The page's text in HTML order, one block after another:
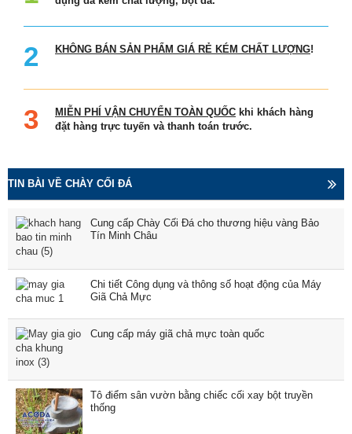
KHÔNG BÁN SẢN PHẨM GIÁ RẺ KÉM CHẤT LƯỢNG!
MIỄN PHÍ VẬN CHUYỂN TOÀN QUỐC khi khách hàng
đặt hàng trực tuyến và thanh toán trước.
TIN BÀI VỀ CHÀY CỐI ĐÁ
Cung cấp Chày Cối Đá cho thương hiệu vàng Bảo
Tín Minh Châu
Chi tiết Công dụng và thông số hoạt động của Máy
Giã Chả Mực
Cung cấp máy giã chả mực toàn quốc
Tô điểm sân vườn bằng chiếc cối xay bột truyền
thống